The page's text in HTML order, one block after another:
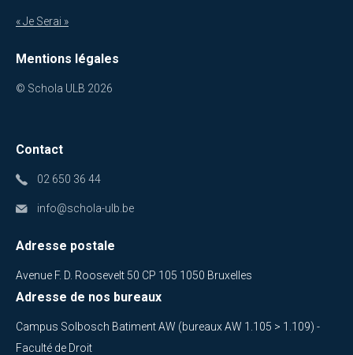
« Je Serai »
Mentions légales
© Schola ULB 2026
Contact
02 650 36 44
info@schola-ulb.be
Adresse postale
Avenue F. D. Roosevelt 50 CP 105 1050 Bruxelles
Adresse de nos bureaux
Campus Solbosch Batiment AW (bureaux AW 1.105 > 1.109) -
Faculté de Droit